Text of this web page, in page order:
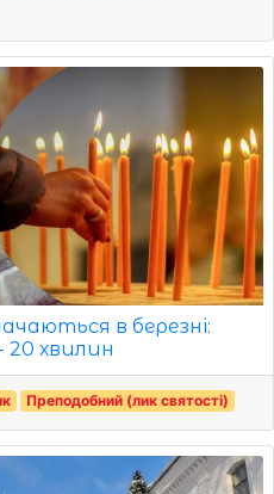
в березні:
20 хвилин
Преподобний (лик святості)